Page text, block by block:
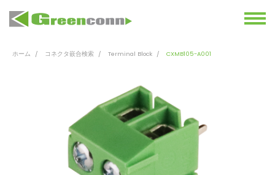
ホーム コネクタ嵌合検索 Terminal Block CXMB105-A001